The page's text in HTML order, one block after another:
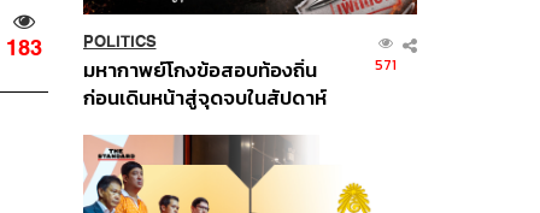
183 POLITICS
มหากาพย์โกงข้อสอบท้องถิ่น
ก่อนเดินหน้าสู่จุดจบในสัปดาห์
571